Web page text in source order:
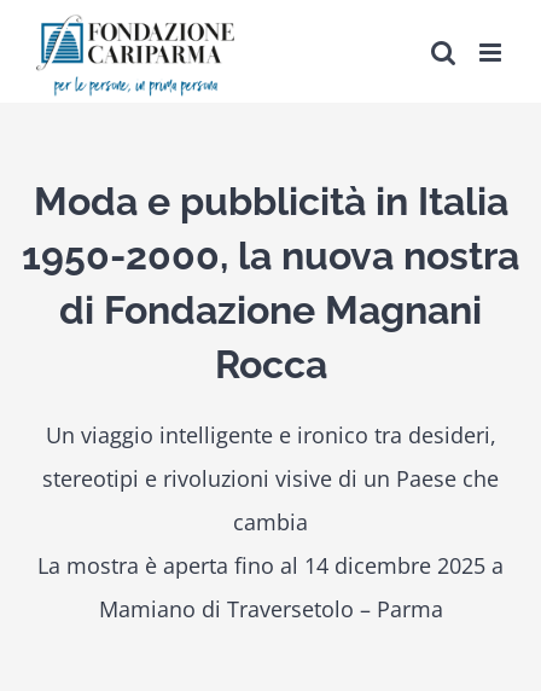
contenuto
Moda e pubblicità in Italia
1950-2000, la nuova nostra
di Fondazione Magnani
Rocca
Un viaggio intelligente e ironico tra desideri,
stereotipi e rivoluzioni visive di un Paese che
cambia
La mostra è aperta fino al 14 dicembre 2025 a
Mamiano di Traversetolo – Parma